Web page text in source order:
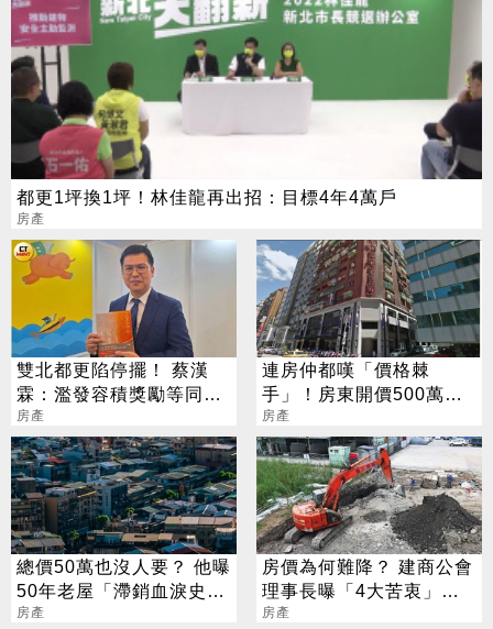
都更1坪換1坪！林佳龍再出招：目標4年4萬戶
房產
雙北都更陷停擺！ 蔡漢
霖：濫發容積獎勵等同
「餵毒」
房產
連房仲都嘆「價格棘
手」！房東開價500萬待
租
房產
總價50萬也沒人要？ 他曝
50年老屋「滯銷血淚史」
網戰翻
房產
房價為何難降？ 建商公會
理事長曝「4大苦衷」：
硬壓受苦是台灣人
房產